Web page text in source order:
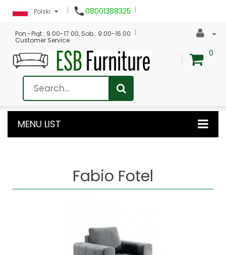
Polski 08001388325
Pon.-Piąt.: 9:00-17:00, Sob.: 9:00-16:00
Customer Service
0
MENU LIST
Fabio Fotel